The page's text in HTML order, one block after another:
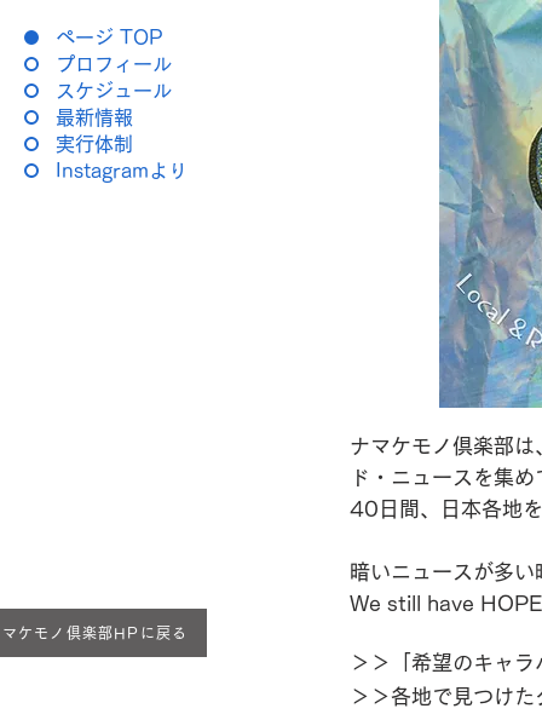
ページ TOP
プロフィール
スケジュール
最新情報
実行体制
Instagramより
マケモノ倶楽部HPに戻る
ナマケモノ倶楽部
ド・ニュースを集
40日間、日本各地を
暗いニュースが多
We still have
＞＞「希望のキャ
＞＞各地で見つけ